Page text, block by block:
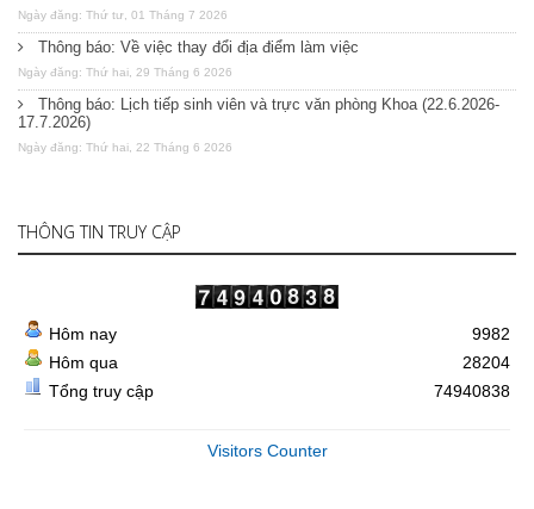
Ngày đăng: Thứ tư, 01 Tháng 7 2026
Thông báo: Về việc thay đổi địa điểm làm việc
Ngày đăng: Thứ hai, 29 Tháng 6 2026
Thông báo: Lịch tiếp sinh viên và trực văn phòng Khoa (22.6.2026-
17.7.2026)
Ngày đăng: Thứ hai, 22 Tháng 6 2026
THÔNG TIN TRUY CẬP
Hôm nay
Hôm qua
Tổng truy cập
9982
28204
74940838
Visitors Counter